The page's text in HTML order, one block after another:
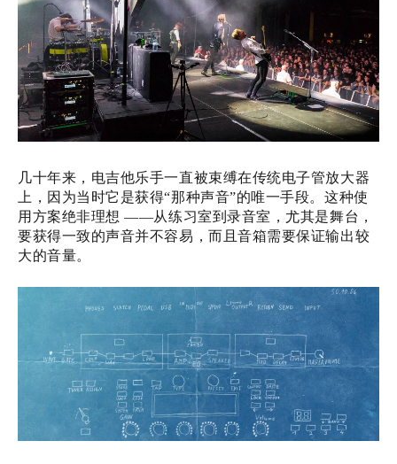
几十年来，电吉他乐手一直被束缚在传统电子管放大器
上，因为当时它是获得“那种声音”的唯一手段。这种使
用方案绝非理想 ——从练习室到录音室，尤其是舞台，
要获得一致的声音并不容易，而且音箱需要保证输出较
大的音量。